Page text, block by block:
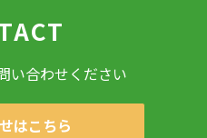
い合わせください
はこちら